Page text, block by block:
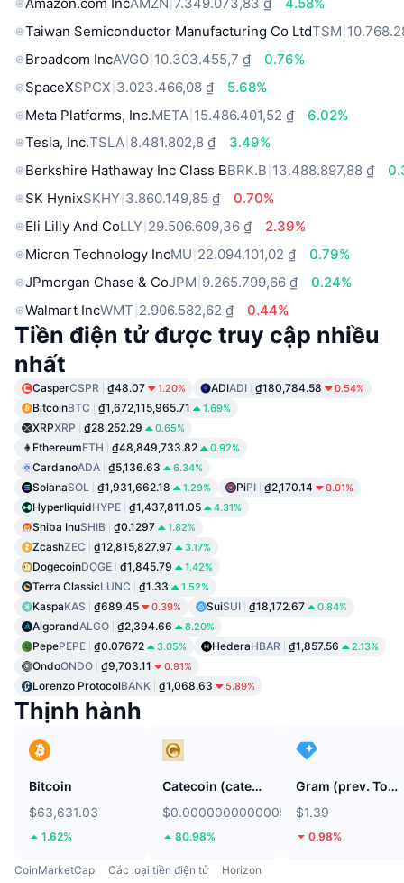
Taiwan Semiconductor Manufacturing Co LtdTSM
Broadcom IncAVGO 10.303.455,7 ₫
0.76%
SpaceXSPCX 3.023.466,08 ₫
5.68%
Meta Platforms, Inc.META 15.486.401,52 ₫
6.02%
Tesla, Inc.TSLA 8.481.802,8 ₫
3.49%
Berkshire Hathaway Inc Class BBRK.B 13.488.897,88 ₫
SK HynixSKHY 3.860.149,85 ₫
0.70%
Eli Lilly And CoLLY 29.506.609,36 ₫
2.39%
Micron Technology IncMU 22.094.101,02 ₫
0.79%
JPmorgan Chase & CoJPM 9.265.799,66 ₫
0.24%
Walmart IncWMT 2.906.582,62 ₫ 0.44%
Tiền điện tử được truy cập nhiều
nhất
CasperCSPR ₫48.07 1.20% ADIADI ₫180,784.58 0.54%
BitcoinBTC ₫1,672,115,965.71 1.69%
XRPXRP ₫28,252.29 0.65%
EthereumETH ₫48,849,733.82 0.92%
CardanoADA ₫5,136.63 6.34%
SolanaSOL ₫1,931,662.18 1.29% PiPI ₫2,170.14 0.01%
HyperliquidHYPE ₫1,437,811.05 4.31%
Shiba InuSHIB ₫0.1297 1.82%
ZcashZEC ₫12,815,827.97 3.17%
DogecoinDOGE ₫1,845.79 1.42%
Terra ClassicLUNC ₫1.33 1.52%
KaspaKAS ₫689.45 0.39% SuiSUI ₫18,172.67 0.84%
AlgorandALGO ₫2,394.66 8.20%
PepePEPE ₫0.07672 3.05% HederaHBAR ₫1,857.56 2.13%
OndoONDO ₫9,703.11 0.91%
Lorenzo ProtocolBANK ₫1,068.63 5.89%
Thịnh hành
Bitcoin
$63,631.03
1.62%
Catecoin (catecoin.shop)
$0.0000000000005388
80.98%
Gram (prev. Toncoin)
$1.39
0.98%
CoinMarketCap Các loại tiền điện tử Horizon